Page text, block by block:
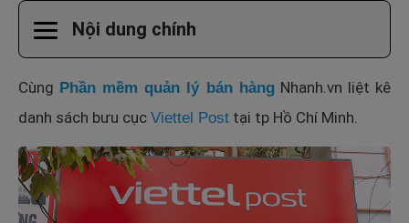
Nội dung chính
Cùng Phần mềm quản lý bán hàngNhanh.vn liệt kê
danh sách bưu cục Viettel Post tại tp Hồ Chí Minh.